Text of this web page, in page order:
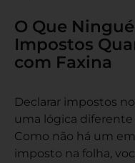
O Que
Impostos
com Faxina
Declarar impostos
uma lógica
Como não há um
imposto na folha,